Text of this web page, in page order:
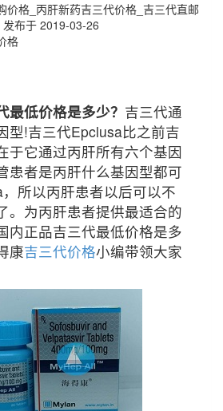
价格_丙肝新药吉三代价格_吉三代直邮
布于 2019-03-26
格
最低价格是多少？ 吉三代通
型!吉三代Epclusa比之前吉
于它通过丙肝所有六个基因
患者是丙肝什么基因型都可
所以丙肝患者以后可以不
。为丙肝患者提供最适合的
内正品吉三代最低价格是多
康吉三代价格小编带领大家